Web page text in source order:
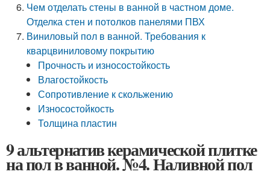
Чем отделать стены в ванной в частном доме.
Отделка стен и потолков панелями ПВХ
Виниловый пол в ванной. Требования к
кварцвиниловому покрытию
Прочность и износостойкость
Влагостойкость
Сопротивление к скольжению
Износостойкость
Толщина пластин
9 альтернатив керамической плитке
на пол в ванной. №4. Наливной пол